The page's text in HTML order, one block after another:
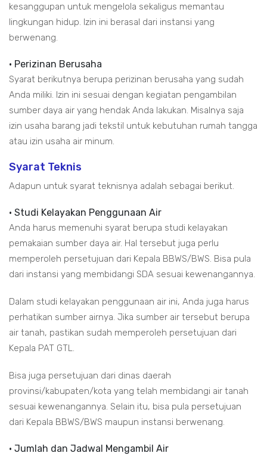
kesanggupan untuk mengelola sekaligus memantau
lingkungan hidup. Izin ini berasal dari instansi yang
berwenang.
• Perizinan Berusaha
Syarat berikutnya berupa perizinan berusaha yang sudah
Anda miliki. Izin ini sesuai dengan kegiatan pengambilan
sumber daya air yang hendak Anda lakukan. Misalnya saja
izin usaha barang jadi tekstil untuk kebutuhan rumah tangga
atau izin usaha air minum.
Syarat Teknis
Adapun untuk syarat teknisnya adalah sebagai berikut.
• Studi Kelayakan Penggunaan Air
Anda harus memenuhi syarat berupa studi kelayakan
pemakaian sumber daya air. Hal tersebut juga perlu
memperoleh persetujuan dari Kepala BBWS/BWS. Bisa pula
dari instansi yang membidangi SDA sesuai kewenangannya.
Dalam studi kelayakan penggunaan air ini, Anda juga harus
perhatikan sumber airnya. Jika sumber air tersebut berupa
air tanah, pastikan sudah memperoleh persetujuan dari
Kepala PAT GTL.
Bisa juga persetujuan dari dinas daerah
provinsi/kabupaten/kota yang telah membidangi air tanah
sesuai kewenangannya. Selain itu, bisa pula persetujuan
dari Kepala BBWS/BWS maupun instansi berwenang.
• Jumlah dan Jadwal Mengambil Air